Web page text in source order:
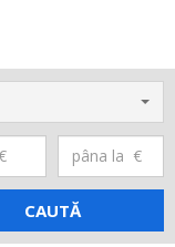
CAUTĂ